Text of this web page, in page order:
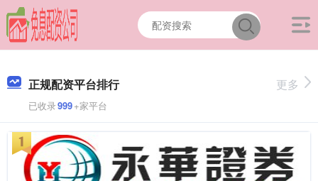
正规配资平台排行
已收录999+家平台
更多